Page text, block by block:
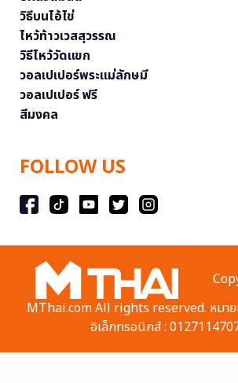
วิธีบนไอ้ไข่
ไหว้ท้าวเวสสุวรรณ
วิธีไหว้วัดแขก
วอลเปเปอร์พระแม่ลักษมี
วอลเปเปอร์ ฟรี
สีมงคล
FOLLOW US
MThai.com All rights reserved. หมาย
อิเล็กทรอนิกส์ :